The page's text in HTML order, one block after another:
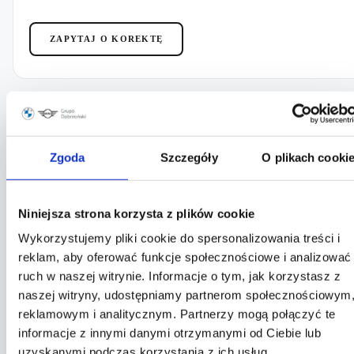
Zgoda Szczegóły O plikach
Niniejsza strona korzysta z plików cookie
Wykorzystujemy pliki cookie do spersonalizowania treści i
reklam, aby oferować funkcje społecznościowe i analizować
ruch w naszej witrynie. Informacje o tym, jak korzystasz z
naszej witryny, udostępniamy partnerom społecznościowym,
reklamowym i analitycznym. Partnerzy mogą połączyć te
informacje z innymi danymi otrzymanymi od Ciebie lub
ZAPYTAJ O KOREKTĘ
POWŁOKI CERAMICZNE Z GRAFENEM
która trwale wiąże się z lakierem. Woda, błoto
i zanieczyszczenia zsuwają się z powierzchni. Lakier jest
zabezpieczony na lata, nie na tygodnie.
Twarda powłoka ceramiczna z cząsteczkami grafenu
Ochrona przed UV, solą drogową i kwasami